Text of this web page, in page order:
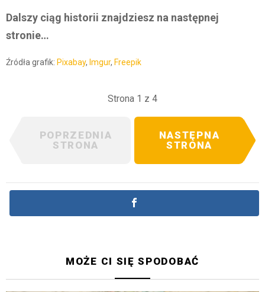
Dalszy ciąg historii znajdziesz na następnej
stronie…
Źródła grafik: Pixabay, Imgur, Freepik
Strona 1 z 4
POPRZEDNIA
STRONA
NASTĘPNA
STRONA
MOŻE CI SIĘ SPODOBAĆ